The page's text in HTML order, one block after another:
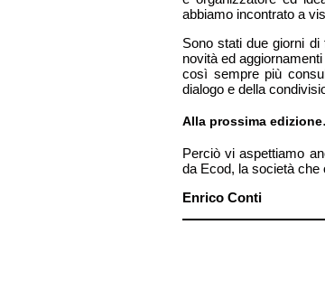
abbiamo incontrato a
Sono stati due giorni
novità ed
così sempre più
dialogo e della
Alla prossima
Perciò vi aspettiamo
da Ecod, la società
Enrico Conti